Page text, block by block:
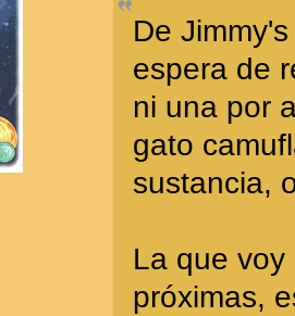
De
espera de
ni una por
gato
sustancia,
La que
próximas,